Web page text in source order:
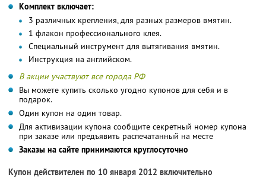
Комплект включает:
3 различных крепления, для разных размеров вмятин.
1 флакон профессионального клея.
Специальный инструмент для вытягивания вмятин.
Инструкция на английском.
В акции участвуют все города РФ
Вы можете купить сколько угодно купонов для себя и в
подарок.
Один купон на один товар.
Для активизации купона сообщите секретный номер купона
при заказе или предъявить распечатанный на месте
Заказы на сайте принимаются круглосуточно
Купон действителен по 10 января 2012 включительно